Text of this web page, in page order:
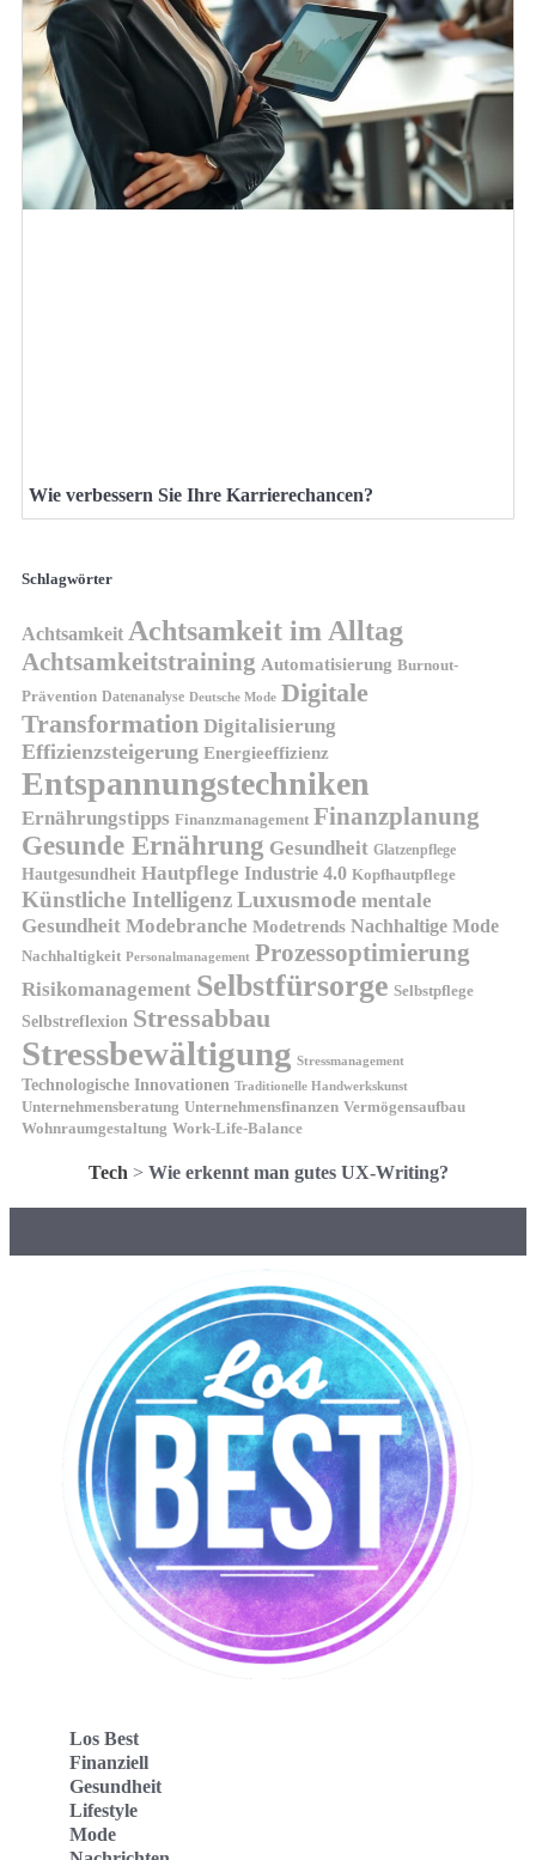
Wie verbessern Sie Ihre Karrierechancen?
Schlagwörter
Achtsamkeit Achtsamkeit im Alltag
Achtsamkeitstraining Automatisierung Burnout-
Prävention Datenanalyse Deutsche Mode Digitale
Transformation Digitalisierung
Effizienzsteigerung Energieeffizienz
Entspannungstechniken
Ernährungstipps Finanzmanagement Finanzplanung
Gesunde Ernährung Gesundheit Glatzenpflege
Hautgesundheit Hautpflege Industrie 4.0 Kopfhautpflege
Künstliche IntelligenzLuxusmode mentale
Gesundheit Modebranche Modetrends Nachhaltige Mode
Nachhaltigkeit Personalmanagement Prozessoptimierung
Risikomanagement Selbstfürsorge Selbstpflege
Selbstreflexion Stressabbau
Stressbewältigung Stressmanagement
Technologische Innovationen Traditionelle Handwerkskunst
Unternehmensberatung Unternehmensfinanzen Vermögensaufbau
Wohnraumgestaltung Work-Life-Balance
Tech > Wie erkennt man gutes UX-Writing?
Los Best
Finanziell
Gesundheit
Lifestyle
Mode